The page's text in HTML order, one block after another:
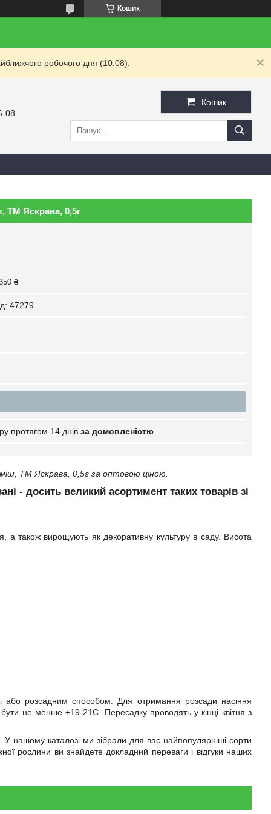
Кошик
робочого дня (10.08).
08
Кошик
ТМ Яскрава, 0,5г
₴
47279
протягом 14 днів за домовленістю
ТМ Яскрава, 0,5г за оптовою ціною.
- досить великий асортимент таких товарів зі
а також вирощують як декоративну культуру в саду. Висота
або розсадним способом. Для отримання розсади насіння
не менше +19-21С. Пересадку проводять у кінці квітня з
нашому каталозі ми зібрали для вас найпопулярніші сорти
рослини ви знайдете докладний переваги і відгуки наших